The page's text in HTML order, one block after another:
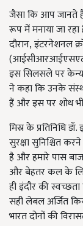
जैसा कि आप जानते
रूप में मनाया जा
दौरान, इंटरनेशनल
(आईसीआरआईएसएटी)
इस सिलसले पर
ने कहा कि उनके
हैं और इस पर शोध भी
मिस्र के प्रतिनिधि
सुरक्षा सुनिश्चित
हैऔर हमारे पास
और बेहतर कल के
ही इंदौर की
सही लेबल अर्जित
भारत दोनों की